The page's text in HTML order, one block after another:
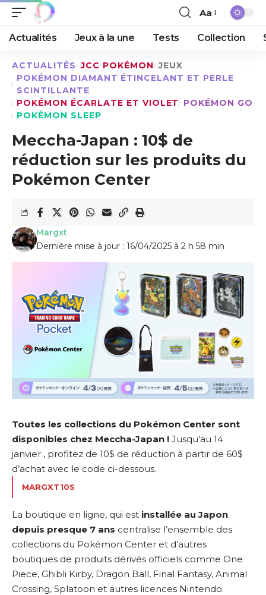
Aa
Actualités Jeux à la une Tests Collection
ACTUALITÉS JCC POKÉMON JEUX
POKÉMON DIAMANT ÉTINCELANT ET PERLE
SCINTILLANTE
POKÉMON ÉCARLATE ET VIOLET POKÉMON GO
POKÉMON SLEEP
Meccha-Japan : 10$ de
réduction sur les produits du
Pokémon Center
Dernière mise à jour : 16/04/2025 à 2 h 58 min
Margxt
Toutes les collections du Pokémon Center sont
disponibles chez Meccha-Japan ! Jusqu’au 14
janvier , profitez de 10$ de réduction à partir de 60$
d’achat avec le code ci-dessous.
MARGXT10S
La boutique en ligne, qui est installée au Japon
depuis presque 7 ans centralise l’ensemble des
collections du Pokémon Center et d’autres
boutiques de produits dérivés officiels comme One
Piece, Ghibli Kirby, Dragon Ball, Final Fantasy, Animal
Crossing, Splatoon et autres licences Nintendo.